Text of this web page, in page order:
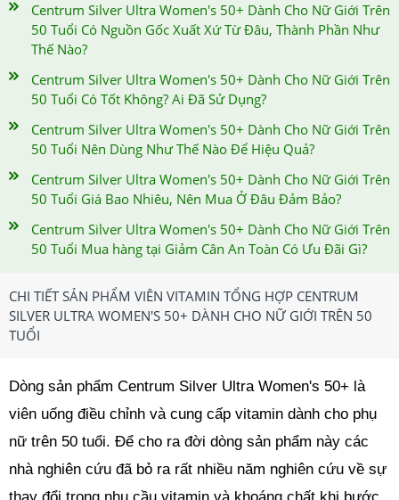
Centrum Silver Ultra Women's 50+ Dành Cho Nữ Giới Trên
50 Tuổi Có Nguồn Gốc Xuất Xứ Từ Đâu, Thành Phần Như
Thế Nào?
Centrum Silver Ultra Women's 50+ Dành Cho Nữ Giới Trên
50 Tuổi Có Tốt Không? Ai Đã Sử Dụng?
Centrum Silver Ultra Women's 50+ Dành Cho Nữ Giới Trên
50 Tuổi Nên Dùng Như Thế Nào Để Hiệu Quả?
Centrum Silver Ultra Women's 50+ Dành Cho Nữ Giới Trên
50 Tuổi Giá Bao Nhiêu, Nên Mua Ở Đâu Đảm Bảo?
Centrum Silver Ultra Women's 50+ Dành Cho Nữ Giới Trên
50 Tuổi Mua hàng tại Giảm Cân An Toàn Có Ưu Đãi Gì?
CHI TIẾT SẢN PHẨM VIÊN VITAMIN TỔNG HỢP CENTRUM
SILVER ULTRA WOMEN'S 50+ DÀNH CHO NỮ GIỚI TRÊN 50
TUỔI
Dòng sản phẩm Centrum Silver Ultra Women's 50+ là
viên uống điều chỉnh và cung cấp vitamin dành cho phụ
nữ trên 50 tuổi. Để cho ra đời dòng sản phẩm này các
nhà nghiên cứu đã bỏ ra rất nhiều năm nghiên cứu về sự